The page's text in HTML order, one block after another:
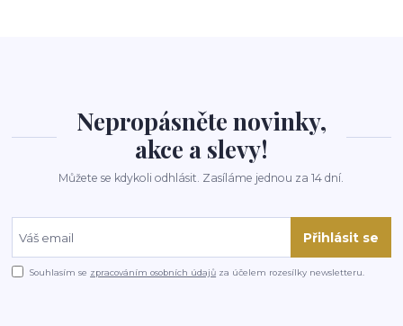
Nepropásněte novinky,
akce a slevy!
Můžete se kdykoli odhlásit. Zasíláme jednou za 14 dní.
Přihlásit se
Souhlasím se zpracováním osobních údajů za účelem rozesílky newsletteru.